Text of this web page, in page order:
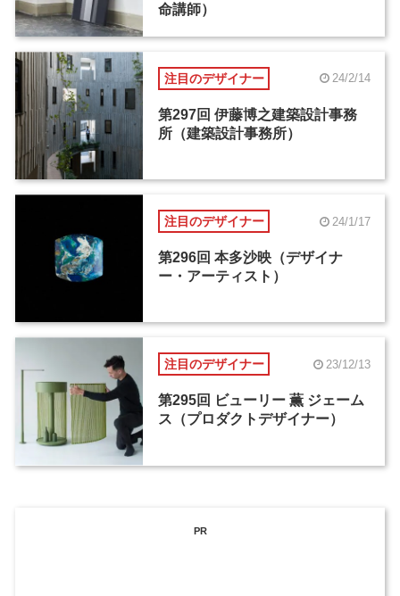
命講師）
注目のデザイナー 24/2/14
第297回 伊藤博之建築設計事務
所（建築設計事務所）
注目のデザイナー 24/1/17
第296回 本多沙映（デザイナ
ー・アーティスト）
注目のデザイナー 23/12/13
第295回 ビューリー 薫 ジェーム
ス（プロダクトデザイナー）
PR